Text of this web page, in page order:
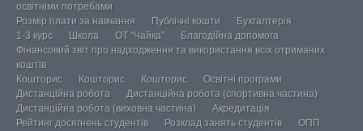
освітніми потребами
Розмір плати за навчання
Публічні кошти
Бухгалтерія
1-3 курс
Школа ОТ “Чайка”
Благодійна допомога
Фінансовий звіт про надходження та використання всіх отриманих
коштів
Кошторис
Кошторис Кошторис
Освітні програми
Дистанційна робота
Дистанційна робота (спортивна частина)
Дистанційна робота (виховна частина)
Акредитація
Рейтинг досягнень студентів
Розклад занять студентів
ОПП